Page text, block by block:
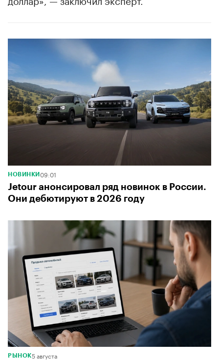
НОВИНКИ 09:01
Jetour анонсировал ряд новинок в России.
Они дебютируют в 2026 году
РЫНОК5 августа